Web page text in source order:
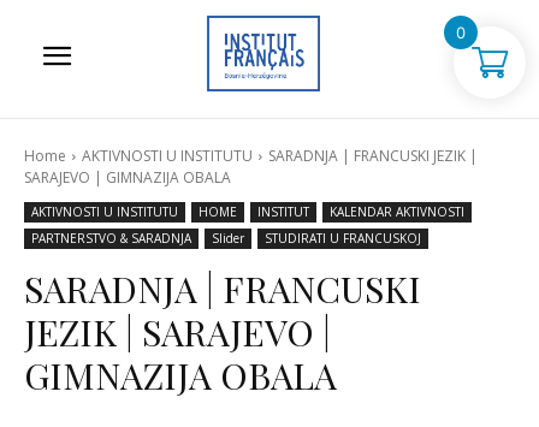
Home AKTIVNOSTI U INSTITUTU
SARADNJA | FRANCUSKI JEZIK |
SARAJEVO | GIMNAZIJA OBALA
AKTIVNOSTI U INSTITUTU HOME INSTITUT
KALENDAR AKTIVNOSTI
PARTNERSTVO & SARADNJA
Slider STUDIRATI U FRANCUSKOJ
SARADNJA | FRANCUSKI
JEZIK | SARAJEVO |
GIMNAZIJA OBALA
0